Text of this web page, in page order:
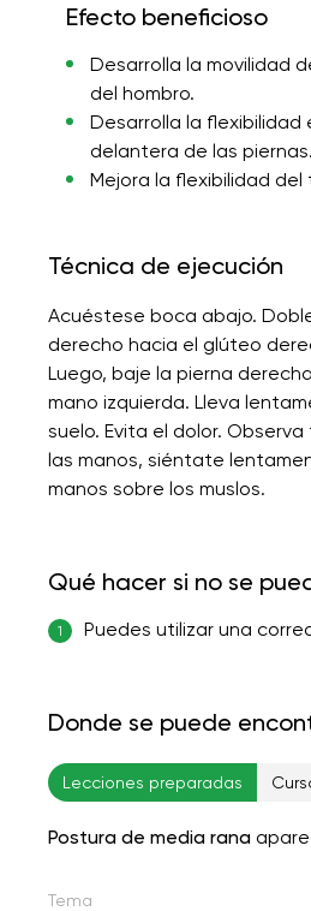
Efecto beneficioso
Desarrolla la movilidad
del hombro.
Desarrolla la flexibilidad
delantera de las piernas.
Mejora la flexibilidad del
Técnica de ejecución
Acuéstese boca abajo.
derecho hacia el glúteo
Luego, baje la pierna
mano izquierda. Lleva
suelo. Evita el dolor.
las manos, siéntate
manos sobre los muslos.
Qué hacer si no se
1 Puedes utilizar una
Donde se puede
Lecciones preparadas
Postura de media rana
Tema